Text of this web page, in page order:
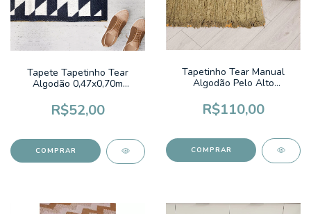
Tapete Tapetinho Tear
Algodão 0,47x0,70m
Caribe Preto
R$52,00
Tapetinho Tear Manual
Algodão Pelo Alto
Ocre Liso
R$110,00